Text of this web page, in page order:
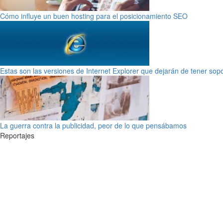
Cómo influye un buen hosting para el posicionamiento SEO
Estas son las versiones de Internet Explorer que dejarán de tener
La guerra contra la publicidad, peor de lo que pensábamos
Reportajes